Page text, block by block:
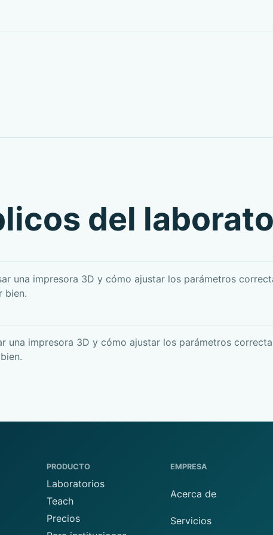
del
una impresora 3D y cómo ajustar los parámetros
bien.
una impresora 3D y cómo ajustar los parámetros
PRODUCTO
Laboratorios
Teach
Precios
EMPRESA
Acerca de
Servicios